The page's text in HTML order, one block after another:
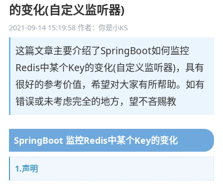
的变化(自定义监听器)
2021-09-14 15:19:58作者：你是小KS
这篇文章主要介绍了SpringBoot如何监控
Redis中某个Key的变化(自定义监听器)，具有
很好的参考价值，希望对大家有所帮助。如有
错误或未考虑完全的地方，望不吝赐教
SpringBoot 监控Redis中某个Key的变化
1.声明